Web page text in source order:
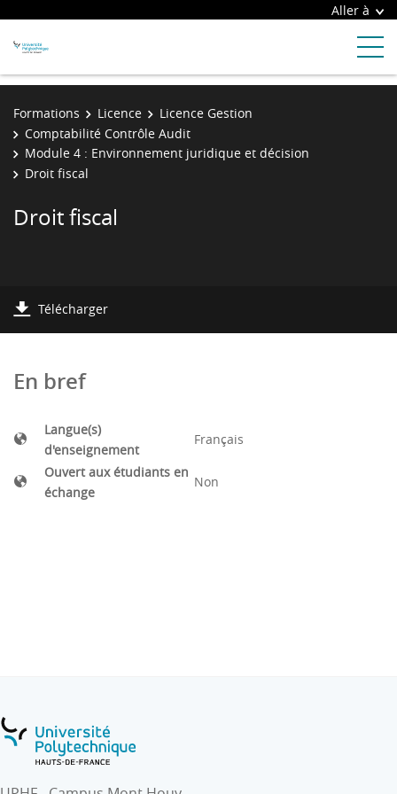
Aller à
Formations Licence
Licence Gestion
Comptabilité Contrôle Audit
Module 4 : Environnement juridique et décision
Droit fiscal
Droit fiscal
Télécharger
En bref
Langue(s)
d'enseignement
Français
Ouvert aux étudiants en
échange
Non